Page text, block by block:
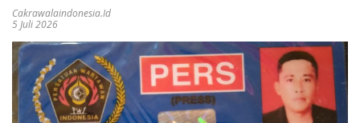
Cakrawalaindonesia.id
5 Juli 2026